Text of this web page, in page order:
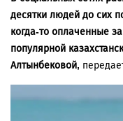
десятки людей до сих
когда-то оплаченные
популярной
Алтынбековой,